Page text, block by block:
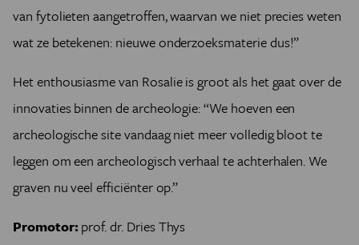
van fytolieten aangetroffen, waarvan we niet precies weten
wat ze betekenen: nieuwe onderzoeksmaterie dus!”
Het enthousiasme van Rosalie is groot als het gaat over de
innovaties binnen de archeologie: “We hoeven een
archeologische site vandaag niet meer volledig bloot te
leggen om een archeologisch verhaal te achterhalen. We
graven nu veel efficiënter op.”
Promotor:prof. dr. Dries Thys